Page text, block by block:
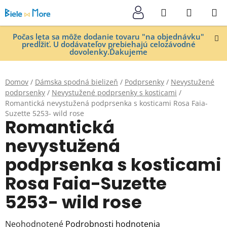
na
obsah
Počas leta sa môže dodanie tovaru "na objednávku"
predĺžiť. U dodávateľov prebiehajú celozávodné
dovolenky.Ďakujeme
Hľadať
KOŠÍK
Domov / Dámska spodná bielizeň / Podprsenky / Nevystužené
podprsenky / Nevystužené podprsenky s kosticami /
Romantická nevystužená podprsenka s kosticami Rosa Faia-
Suzette 5253- wild rose
Romantická
nevystužená
podprsenka s kosticami
Rosa Faia-Suzette
5253- wild rose
Priemerné
Neohodnotené Podrobnosti hodnotenia